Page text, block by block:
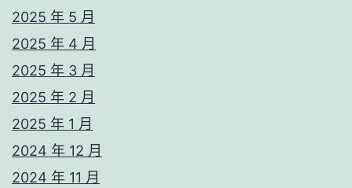
2025 年 5 月
2025 年 4 月
2025 年 3 月
2025 年 2 月
2025 年 1 月
2024 年 12 月
2024 年 11 月